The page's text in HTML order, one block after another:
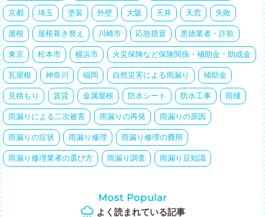
京都 埼玉 塗装 外壁 大阪 天井 天窓 失敗
屋根 屋根葺き替え 川崎市 応急措置 悪徳業者・詐欺
東京 松本市 横浜市 火災保険など保険関係・補助金・助成金
瓦屋根 神奈川 福岡 自然災害による雨漏り 補助金
見積もり 賃貸 金属屋根 防水シート 防水工事 雨樋
雨漏りによる二次被害 雨漏りの再発 雨漏りの原因
雨漏りの症状 雨漏り修理 雨漏り修理の費用
雨漏り修理業者の選び方 雨漏り調査 雨漏り豆知識
よく読まれている記事
Most Popular